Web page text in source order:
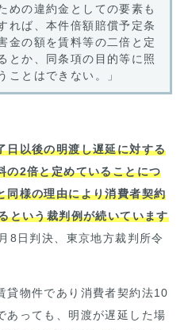
めの違約金としての要素も
れば、本件倍額賠償予定条
金の額を賃料等の二倍と定
とか、同条項の目的等に照
ことはできない。」
日以後の明渡し遅延に対する
の2倍と定めていることにつ
同様の理由により消費者契約
という裁判例が続いています
月 8 日判決、東京地方裁判所令
貸物件であり消費者契約法10
あっても、明渡が遅延した場